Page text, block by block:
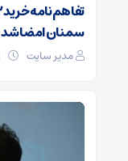
سمنان امضا شد
مدیر سایت